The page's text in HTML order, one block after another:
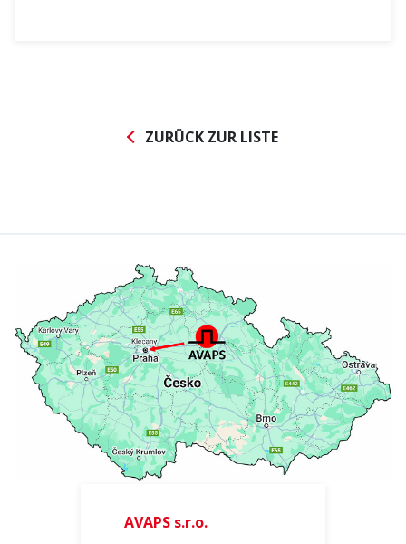
PRODUKTE
REFERENZEN
ZURÜCK ZUR LISTE
AVAPS s.r.o.
Abonnieren Sie den
AVAPS-Newsletter
E-mail *